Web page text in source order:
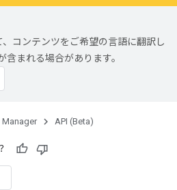
コンテンツをご希望の言語に翻訳し
含まれる場合があります。
Manager API (Beta)